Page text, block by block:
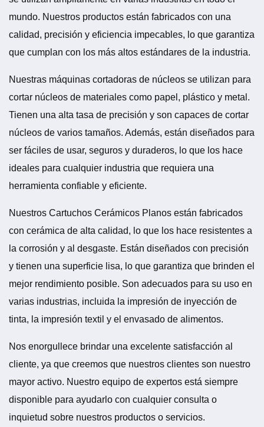
mundo. Nuestros productos están fabricados con una
calidad, precisión y eficiencia impecables, lo que garantiza
que cumplan con los más altos estándares de la industria.
Nuestras máquinas cortadoras de núcleos se utilizan para
cortar núcleos de materiales como papel, plástico y metal.
Tienen una alta tasa de precisión y son capaces de cortar
núcleos de varios tamaños. Además, están diseñados para
ser fáciles de usar, seguros y duraderos, lo que los hace
ideales para cualquier industria que requiera una
herramienta confiable y eficiente.
Nuestros Cartuchos Cerámicos Planos están fabricados
con cerámica de alta calidad, lo que los hace resistentes a
la corrosión y al desgaste. Están diseñados con precisión
y tienen una superficie lisa, lo que garantiza que brinden el
mejor rendimiento posible. Son adecuados para su uso en
varias industrias, incluida la impresión de inyección de
tinta, la impresión textil y el envasado de alimentos.
Nos enorgullece brindar una excelente satisfacción al
cliente, ya que creemos que nuestros clientes son nuestro
mayor activo. Nuestro equipo de expertos está siempre
disponible para ayudarlo con cualquier consulta o
inquietud sobre nuestros productos o servicios.